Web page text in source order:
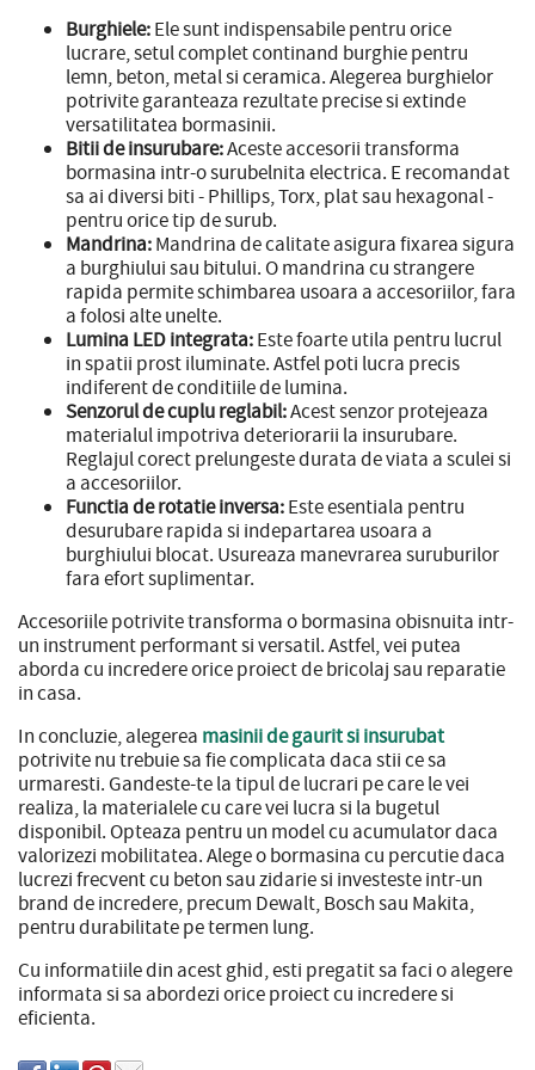
Burghiele:Ele sunt indispensabile pentru orice
lucrare, setul complet continand burghie pentru
lemn, beton, metal si ceramica. Alegerea burghielor
potrivite garanteaza rezultate precise si extinde
versatilitatea bormasinii.
Bitii de insurubare:Aceste accesorii transforma
bormasina intr-o surubelnita electrica. E recomandat
sa ai diversi biti - Phillips, Torx, plat sau hexagonal -
pentru orice tip de surub.
Mandrina:Mandrina de calitate asigura fixarea sigura
a burghiului sau bitului. O mandrina cu strangere
rapida permite schimbarea usoara a accesoriilor, fara
a folosi alte unelte.
Lumina LED integrata:Este foarte utila pentru lucrul
in spatii prost iluminate. Astfel poti lucra precis
indiferent de conditiile de lumina.
Senzorul de cuplu reglabil:Acest senzor protejeaza
materialul impotriva deteriorarii la insurubare.
Reglajul corect prelungeste durata de viata a sculei si
a accesoriilor.
Functia de rotatie inversa:Este esentiala pentru
desurubare rapida si indepartarea usoara a
burghiului blocat. Usureaza manevrarea suruburilor
fara efort suplimentar.
Accesoriile potrivite transforma o bormasina obisnuita intr-
un instrument performant si versatil. Astfel, vei putea
aborda cu incredere orice proiect de bricolaj sau reparatie
in casa.
In concluzie, alegerea masinii de gaurit si insurubat
potrivite nu trebuie sa fie complicata daca stii ce sa
urmaresti. Gandeste-te la tipul de lucrari pe care le vei
realiza, la materialele cu care vei lucra si la bugetul
disponibil. Opteaza pentru un model cu acumulator daca
valorizezi mobilitatea. Alege o bormasina cu percutie daca
lucrezi frecvent cu beton sau zidarie si investeste intr-un
brand de incredere, precum Dewalt, Bosch sau Makita,
pentru durabilitate pe termen lung.
Cu informatiile din acest ghid, esti pregatit sa faci o alegere
informata si sa abordezi orice proiect cu incredere si
eficienta.